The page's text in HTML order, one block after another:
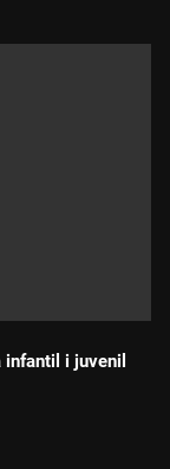
i juvenil